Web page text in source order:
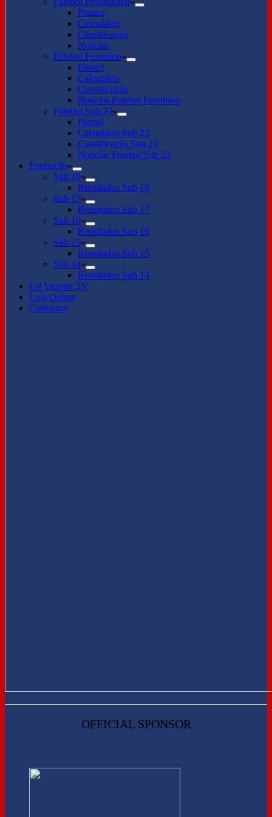
Plantel
Calendário
Classificação
Notícias
Futebol Feminino
Plantel
Calendário
Classificação
Notícias Futebol Feminino
Futebol Sub 23
Plantel
Calendário Sub 23
Classificação Sub 23
Notícias Futebol Sub 23
Formação
Sub 19
Resultados Sub 19
Sub 17
Resultados Sub 17
Sub 16
Resultados Sub 16
Sub 15
Resultados Sub 15
Sub 14
Resultados Sub 14
Gil Vicente TV
Loja Online
Contactos
OFFICIAL SPONSOR